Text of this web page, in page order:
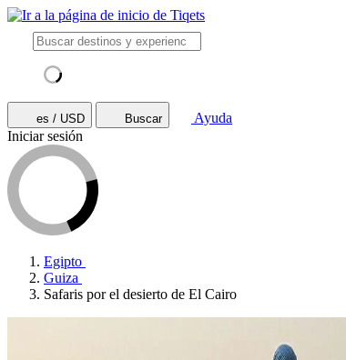
es / USD Buscar
Ayuda
Iniciar sesión
Egipto
Guiza
Safaris por el desierto de El Cairo